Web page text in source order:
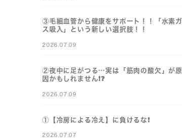
③毛細血管から健康をサポート！！「水素ガ
ス吸入」という新しい選択肢！！
2026.07.09
②夜中に足がつる…実は「筋肉の酸欠」が原
因かもしれません❗️❓️
2026.07.09
①【冷房による冷え】に負けるな❗️
2026.07.07